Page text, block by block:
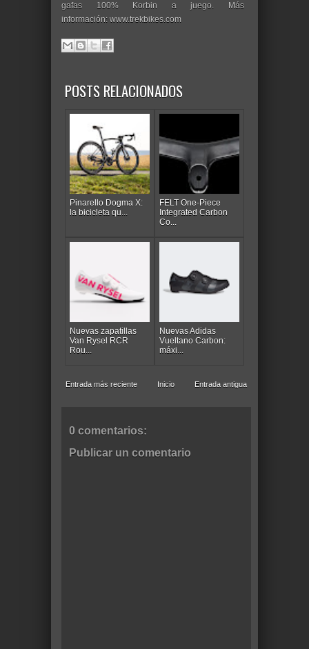
gafas 100% Korbin a juego. Más
información: www.trekbikes.com
POSTS RELACIONADOS
Pinarello Dogma X:
la bicicleta qu...
FELT One-Piece
Integrated Carbon
Co...
Nuevas zapatillas
Van Rysel RCR
Rou...
Nuevas Adidas
Vueltano Carbon:
máxi...
Entrada más reciente Entrada antigua
Inicio
0 comentarios:
Publicar un comentario